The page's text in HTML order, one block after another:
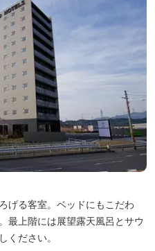
げる客室。ベッドにもこだわ
最上階には展望露天風呂とサウ
ください。